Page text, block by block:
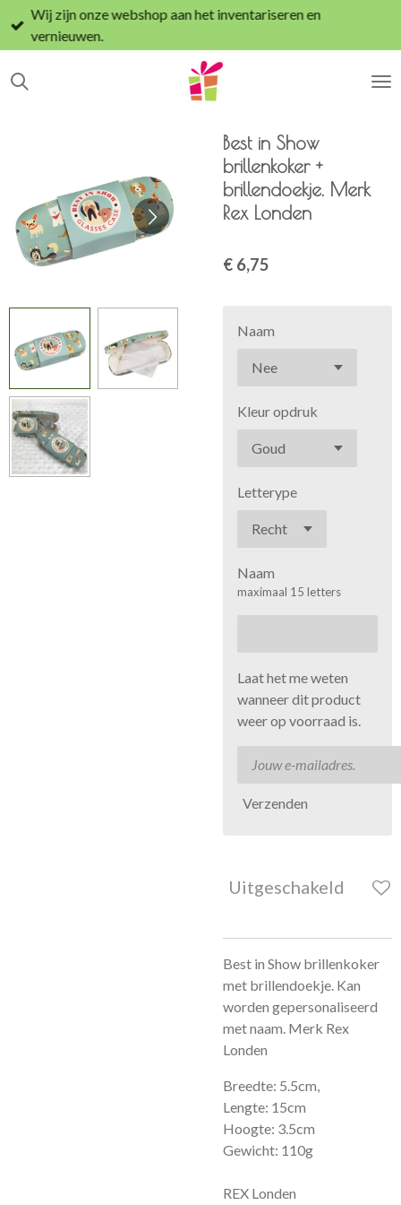
Ga
direct
de
Wij zijn onze webshop aan het inventariseren en
vernieuwen.
Best in Show
brillenkoker +
brillendoekje. Merk
Rex Londen
€ 6,75
Naam
Kleur opdruk
Letterype
Naam
maximaal 15 letters
Laat het me weten
wanneer dit product
weer op voorraad is.
Verzenden
Uitgeschakeld
Best in Show brillenkoker
met brillendoekje. Kan
worden gepersonaliseerd
met naam. Merk Rex
Londen
Breedte: 5.5cm,
Lengte: 15cm
Hoogte: 3.5cm
Gewicht: 110g
REX Londen